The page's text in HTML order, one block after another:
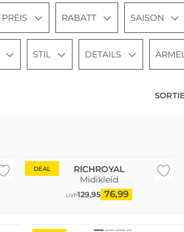
PREIS RABATT SAISON
STIL DETAILS
DEAL
RICHROYAL
Midikleid
UVP129,95 76,99